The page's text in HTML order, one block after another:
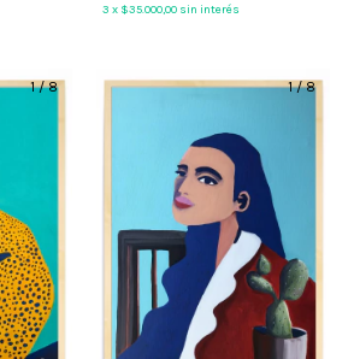
3 x $35.000,00 sin interés
1/8 1/8